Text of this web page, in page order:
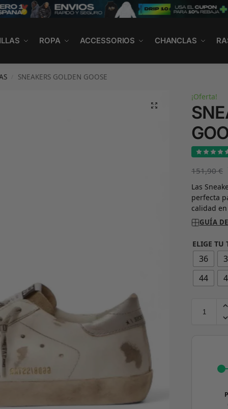
ROPA ACCESSORIOS CHANCLAS
SNEAKERS GOLDEN GOOSE
¡Oferta!
151,90€
Las
perfecta
calidad
GUÍA
ELIGE TU
36
44